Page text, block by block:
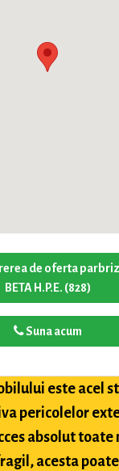
de oferta parbriz
BETA H.P.E. (828)
Suna acum
este acel
pericolelor
absolut
acesta